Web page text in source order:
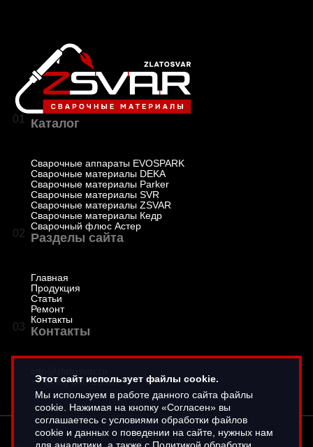
01 Каталог
Сварочные аппараты EVOSPARK
Сварочные материалы DEKA
Сварочные материалы Parker
Сварочные материалы SVR
Сварочные материалы ZSVAR
Сварочные материалы Кедр
Сварочный флюс Астер
02 Разделы сайта
Главная
Продукция
Статьи
Ремонт
Контакты
03 Контакты
+7 (495) 646-16-66
Этот сайт использует файлы cookie.
Мы используем в работе данного сайта файлы
cookie. Нажимая на кнопку «Согласен» вы
соглашаетесь с условиями обработки файлов
cookie и данных о поведении на сайте, нужных нам